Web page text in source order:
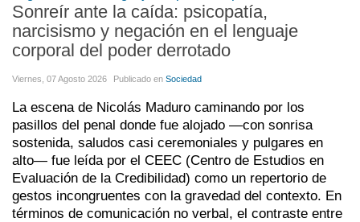
Sonreír ante la caída: psicopatía,
narcisismo y negación en el lenguaje
corporal del poder derrotado
Viernes, 07 Agosto 2026 Publicado en Sociedad
La escena de Nicolás Maduro caminando por los
pasillos del penal donde fue alojado —con sonrisa
sostenida, saludos casi ceremoniales y pulgares en
alto— fue leída por el CEEC (Centro de Estudios en
Evaluación de la Credibilidad) como un repertorio de
gestos incongruentes con la gravedad del contexto. En
términos de comunicación no verbal, el contraste entre